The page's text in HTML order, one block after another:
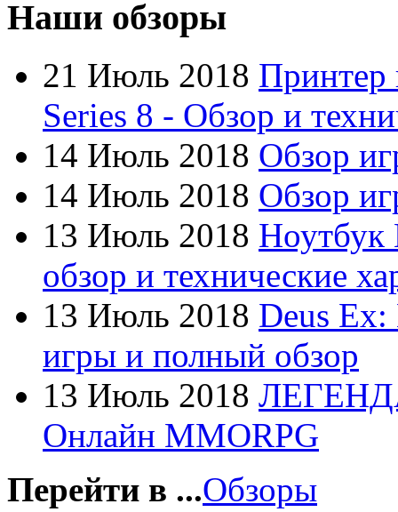
Dell
Dex
Everest
Firtech
Flyper
Foxconn(1)
Fujitsu
G-cube
Gelezka
Gembird
Gemix
Наши обзоры
21 Июль 2018 Принтер
Series 8 - Обзор и
14 Июль 2018 Обзор
14 Июль 2018 Обзор
13 Июль 2018 Ноутбук
обзор и технические
13 Июль 2018 Deus
игры и полный обзор
13 Июль 2018
Онлайн MMORPG
Перейти в ...Обзоры